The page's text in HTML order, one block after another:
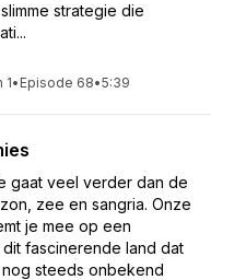
strategie die
1• Episode 68•5:39
gaat veel verder dan de
zee en sangria. Onze
je mee op een
fascinerende land dat
steeds onbekend